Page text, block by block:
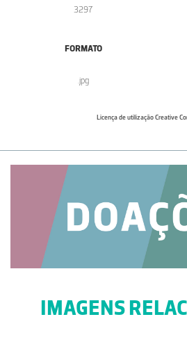
3297
FORMATO
.jpg
Licença de utilização Creative
IMAGENS